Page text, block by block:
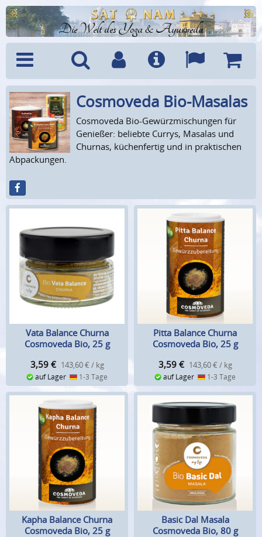
Die Welt des Yoga & Ayurveda
Menü SucheBenutzerkonto
Info Sprachen
Cosmoveda Bio-Masalas
Cosmoveda Bio-Gewürzmischungen für
Genießer: beliebte Currys, Masalas und
Churnas, küchenfertig und in praktischen
Abpackungen.
Vata Balance Churna
Cosmoveda Bio, 25 g
3,59 € 143,60 € / kg
auf Lager 1-3 Tage
Pitta Balance Churna
Cosmoveda Bio, 25 g
3,59 € 143,60 € / kg
auf Lager 1-3 Tage
Kapha Balance Churna
Cosmoveda Bio, 25 g
Basic Dal Masala
Cosmoveda Bio, 80 g